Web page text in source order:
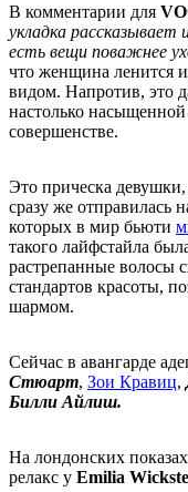
В комментарии для
укладка
есть вещи поважнее
что женщина ленится
видом. Напротив, это
настолько
совершенстве.
Это прическа
сразу же отправилась
которых в мир бьюти
такого лайфстайла
растрепанные волосы
стандартов красоты,
шармом.
Сейчас в авангарде
Стюарт, Зои Кравиц,
Билли Айлиш.
На лондонских показах
релакс у Emilia